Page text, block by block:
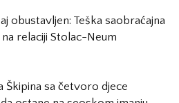
obustavljen: Teška saobraćajna
relaciji Stolac-Neum
Škipina sa četvoro djece